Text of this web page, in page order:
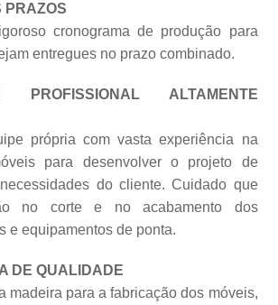
PRAZOS
cronograma de produção para
entregues no prazo combinado.
PROFISSIONAL ALTAMENTE
própria com vasta experiência na
para desenvolver o projeto de
do cliente. Cuidado que
no corte e no acabamento dos
e equipamentos de ponta.
DE QUALIDADE
madeira para a fabricação dos móveis,